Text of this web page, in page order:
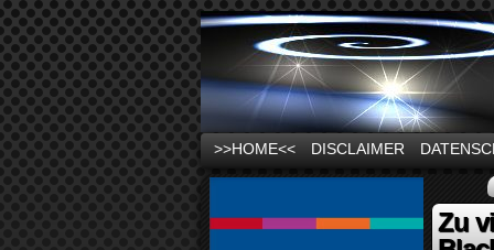
News und Infos
>>HOME<< DISCLAIMER
Zu